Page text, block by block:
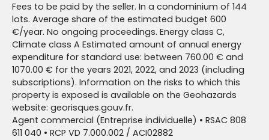
Fees to be paid by the seller. In a condominium of 144
lots. Average share of the estimated budget 600
€/year. No ongoing proceedings. Energy class C,
Climate class A Estimated amount of annual energy
expenditure for standard use: between 760.00 € and
1070.00 € for the years 2021, 2022, and 2023 (including
subscriptions). Information on the risks to which this
property is exposed is available on the Geohazards
website: georisques.gouv.fr.
Agent commercial (Entreprise individuelle) • RSAC 808
611 040 • RCP VD 7.000.002 / ACI02882